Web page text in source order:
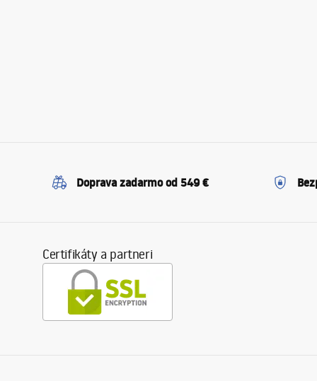
Doprava zadarmo od 549 €
Certifikáty a partneri